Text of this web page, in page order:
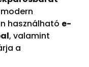
modern
használható e-
, valamint
a